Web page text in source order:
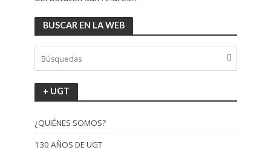
BUSCAR EN LA WEB
+ UGT
¿QUIÉNES SOMOS?
130 AÑOS DE UGT